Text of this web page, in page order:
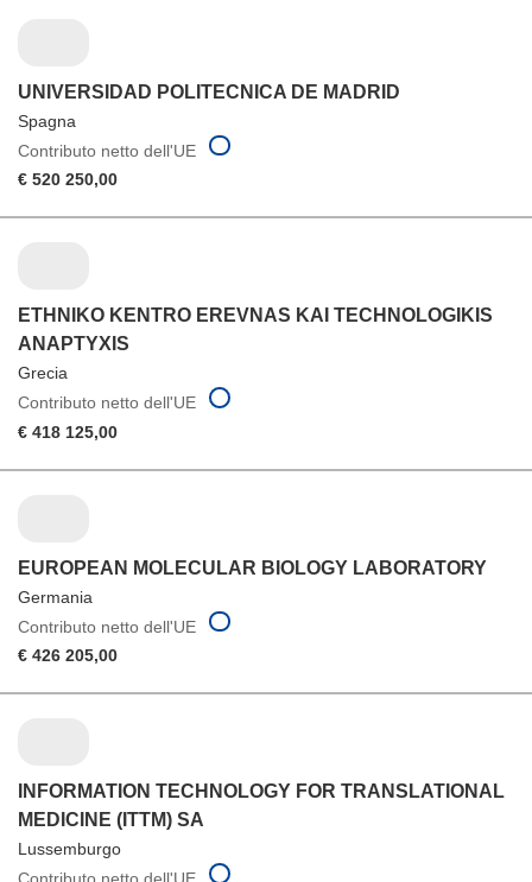
UNIVERSIDAD POLITECNICA DE MADRID
Spagna
Contributo netto dell'UE
€ 520 250,00
ETHNIKO KENTRO EREVNAS KAI TECHNOLOGIKIS
ANAPTYXIS
Grecia
Contributo netto dell'UE
€ 418 125,00
EUROPEAN MOLECULAR BIOLOGY LABORATORY
Germania
Contributo netto dell'UE
€ 426 205,00
INFORMATION TECHNOLOGY FOR TRANSLATIONAL
MEDICINE (ITTM) SA
Lussemburgo